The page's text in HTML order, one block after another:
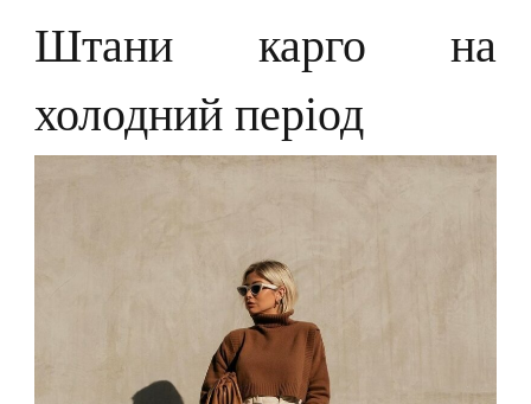
Штани карго на
холодний період